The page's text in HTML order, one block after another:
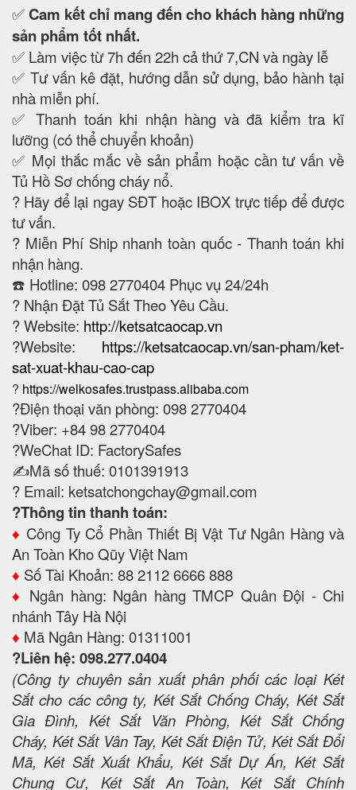
✅ Cam kếtchỉ mang đến cho khách hàng những
sản phẩm tốt nhất.
✅ Làm việc từ 7h đến 22h cả thứ 7,CN và ngày lễ
✅ Tư vấn kê đặt, hướng dẫn sử dụng, bảo hành tại
nhà miễn phí.
✅ Thanh toán khi nhận hàng và đã kiểm tra kĩ
lưỡng (có thể chuyển khoản)
✅ Mọi thắc mắc về sản phẩm hoặc cần tư vấn về
Tủ Hồ Sơ chống cháy nổ.
? Hãy để lại ngay SĐT hoặc IBOX trực tiếp để được
tư vấn.
? Miễn Phí Ship nhanh toàn quốc - Thanh toán khi
nhận hàng.
☎️ Hotline: 098 2770404 Phục vụ 24/24h
? Nhận Đặt Tủ Sắt Theo Yêu Cầu.
? Website: http://ketsatcaocap.vn
?Website: https://ketsatcaocap.vn/san-pham/ket-
sat-xuat-khau-cao-cap
? https://welkosafes.trustpass.alibaba.com
?Điện thoại văn phòng: 098 2770404
?Viber: +84 98 2770404
?WeChat ID: FactorySafes
✍️Mã số thuế: 0101391913
? Email: ketsatchongchay@gmail.com
?Thông tin thanh toán:
♦️ Công Ty Cổ Phần Thiết Bị Vật Tư Ngân Hàng và
An Toàn Kho Qũy Việt Nam
♦️ Số Tài Khoản: 88 2112 6666 888
♦️ Ngân hàng: Ngân hàng TMCP Quân Đội - Chi
nhánh Tây Hà Nội
♦️ Mã Ngân Hàng: 01311001
?Liên hệ: 098.277.0404
(Công ty chuyên sản xuất phân phối các loại Két
Sắt cho các công ty, Két Sắt Chống Cháy, Két Sắt
Gia Đình, Két Sắt Văn Phòng, Két Sắt Chống
Cháy, Két Sắt Vân Tay, Két Sắt Điện Tử, Két Sắt Đổi
Mã, Két Sắt Xuất Khẩu, Két Sắt Dự Án, Két Sắt
Chung Cư, Két Sắt An Toàn, Két Sắt Chính